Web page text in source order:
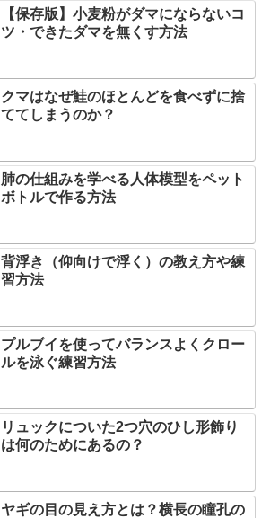
【保存版】小麦粉がダマにならないコ
ツ・できたダマを無くす方法
クマはなぜ鮭のほとんどを食べずに捨
ててしまうのか？
肺の仕組みを学べる人体模型をペット
ボトルで作る方法
背浮き（仰向けで浮く）の教え方や練
習方法
プルブイを使ってバランスよくクロー
ルを泳ぐ練習方法
リュックについた2つ穴のひし形飾り
は何のためにあるの？
ヤギの目の見え方とは？横長の瞳孔の